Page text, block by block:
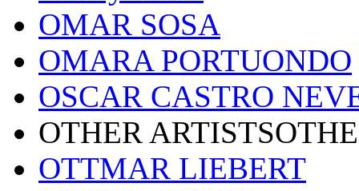
OMAR SOSA
OMARA PORTUONDO
OSCAR CASTRO
OTHER
OTTMAR LIEBERT